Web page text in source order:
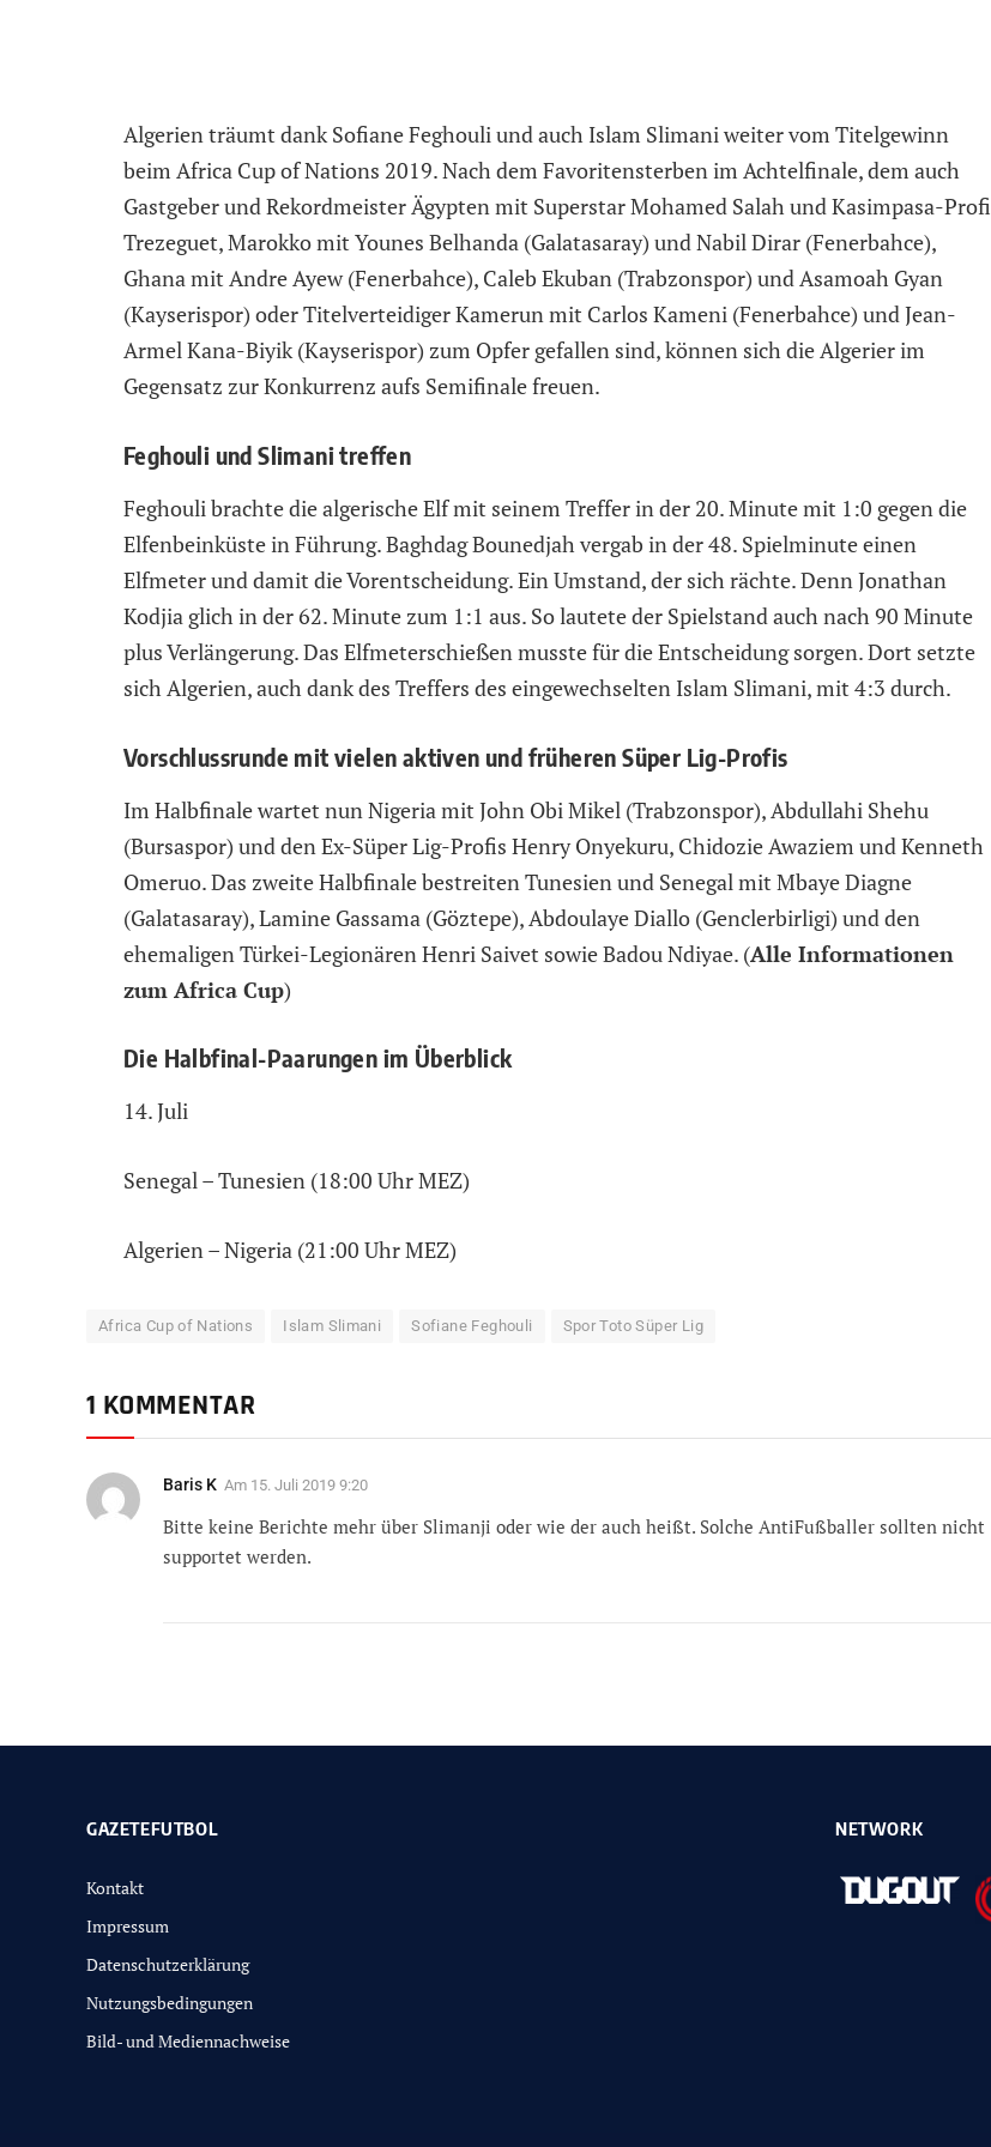
Algerien träumt dank Sofiane Feghouli und auch Islam Slimani weiter vom Titelgewinn
beim Africa Cup of Nations 2019. Nach dem Favoritensterben im Achtelfinale, dem auch
Gastgeber und Rekordmeister Ägypten mit Superstar Mohamed Salah und Kasimpasa-Profi
Trezeguet, Marokko mit Younes Belhanda (Galatasaray) und Nabil Dirar (Fenerbahce),
Ghana mit Andre Ayew (Fenerbahce), Caleb Ekuban (Trabzonspor) und Asamoah Gyan
(Kayserispor) oder Titelverteidiger Kamerun mit Carlos Kameni (Fenerbahce) und Jean-
Armel Kana-Biyik (Kayserispor) zum Opfer gefallen sind, können sich die Algerier im
Gegensatz zur Konkurrenz aufs Semifinale freuen.
Feghouli und Slimani treffen
Feghouli brachte die algerische Elf mit seinem Treffer in der 20. Minute mit 1:0 gegen die
Elfenbeinküste in Führung. Baghdag Bounedjah vergab in der 48. Spielminute einen
Elfmeter und damit die Vorentscheidung. Ein Umstand, der sich rächte. Denn Jonathan
Kodjia glich in der 62. Minute zum 1:1 aus. So lautete der Spielstand auch nach 90 Minute
plus Verlängerung. Das Elfmeterschießen musste für die Entscheidung sorgen. Dort setzte
sich Algerien, auch dank des Treffers des eingewechselten Islam Slimani, mit 4:3 durch.
Vorschlussrunde mit vielen aktiven und früheren Süper Lig-Profis
Im Halbfinale wartet nun Nigeria mit John Obi Mikel (Trabzonspor), Abdullahi Shehu
(Bursaspor) und den Ex-Süper Lig-Profis Henry Onyekuru, Chidozie Awaziem und Kenneth
Omeruo. Das zweite Halbfinale bestreiten Tunesien und Senegal mit Mbaye Diagne
(Galatasaray), Lamine Gassama (Göztepe), Abdoulaye Diallo (Genclerbirligi) und den
ehemaligen Türkei-Legionären Henri Saivet sowie Badou Ndiyae. (Alle Informationen
zum Africa Cup)
Die Halbfinal-Paarungen im Überblick
14. Juli
Senegal – Tunesien (18:00 Uhr MEZ)
Algerien – Nigeria (21:00 Uhr MEZ)
Africa Cup of Nations Islam Slimani Sofiane Feghouli Spor Toto Süper Lig
1 KOMMENTAR
Baris K Am 15. Juli 2019 9:20
Bitte keine Berichte mehr über Slimanji oder wie der auch heißt. Solche AntiFußballer sollten nicht
supportet werden.
GAZETEFUTBOL
Kontakt
Impressum
Datenschutzerklärung
Nutzungsbedingungen
Bild- und Mediennachweise
NETWORK